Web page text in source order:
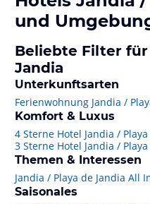
und
Beliebte Filter für
Jandia
Unterkunftsarten
Ferienwohnung Jandia /
Komfort & Luxus
4 Sterne Hotel Jandia /
3 Sterne Hotel Jandia /
Themen & Interessen
Jandia / Playa de Jandia All
Saisonales